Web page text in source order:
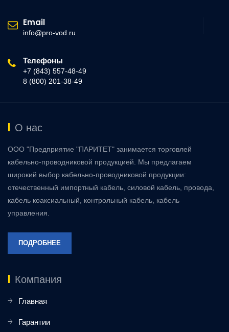
Email
info@pro-vod.ru
Телефоны
+7 (843) 557-48-49
8 (800) 201-38-49
О нас
ООО "Предприятие "ПАРИТЕТ" занимается торговлей
кабельно-проводниковой продукцией. Мы предлагаем
широкий выбор кабельно-проводниковой продукции:
отечественный импортный кабель, силовой кабель, провода,
кабель коаксиальный, контрольный кабель, кабель
управления.
ПОДРОБНЕЕ
Компания
Главная
Гарантии